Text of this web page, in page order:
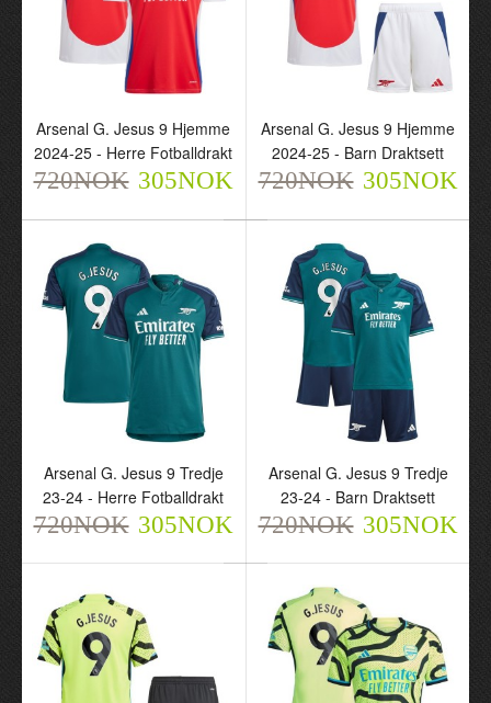
Arsenal G. Jesus 9
Hjemme 2024-25 - Herre
Fotballdrakt
720NOK
Arsenal G. Jesus 9
Hjemme 2024-25 - Barn
Draktsett
720NOK
Arsenal G. Jesus 9 Tredje
23-24 - Herre
720NOK
Arsenal G. Jesus 9 Tredje
23-24 - Barn Draktsett
720NOK
Arsenal G. Jesus 9 Hjemme
2024-25 - Herre Fotballdrakt
720NOK 305NOK
Arsenal G. Jesus 9 Hjemme
2024-25 - Barn Draktsett
720NOK 305NOK
Arsenal G. Jesus 9 Tredje
23-24 - Herre Fotballdrakt
720NOK 305NOK
Arsenal G. Jesus 9 Tredje
23-24 - Barn Draktsett
720NOK 305NOK